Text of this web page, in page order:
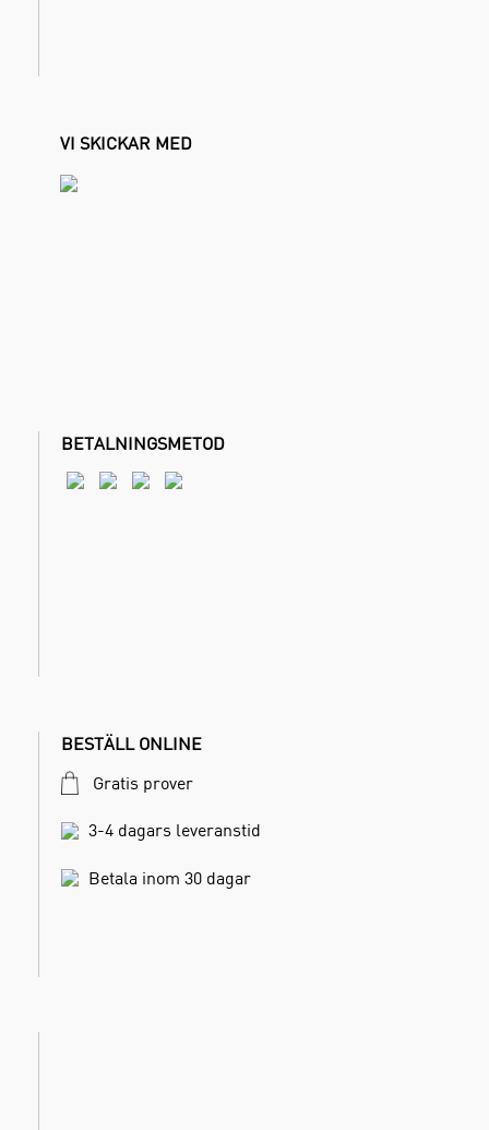
VI SKICKAR MED
BETALNINGSMETOD
BESTÄLL ONLINE
Gratis prover
3-4 dagars leveranstid
Betala inom 30 dagar